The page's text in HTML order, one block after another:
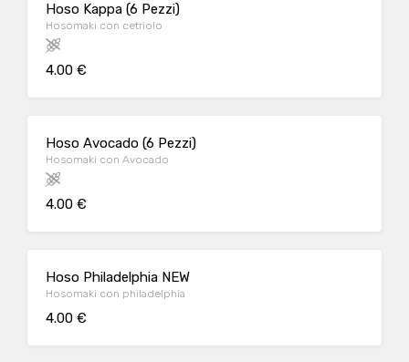
Hoso Kappa (6 Pezzi)
Hosomaki con cetriolo
4.00 €
Hoso Avocado (6 Pezzi)
Hosomaki con Avocado
4.00 €
Hoso Philadelphia NEW
Hosomaki con philadelphia
4.00 €